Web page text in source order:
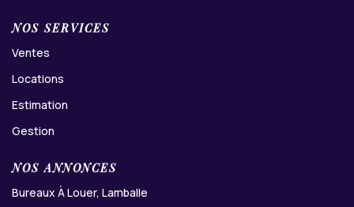
NOS SERVICES
Ventes
Locations
Estimation
Gestion
NOS ANNONCES
Bureaux À Louer, Lamballe